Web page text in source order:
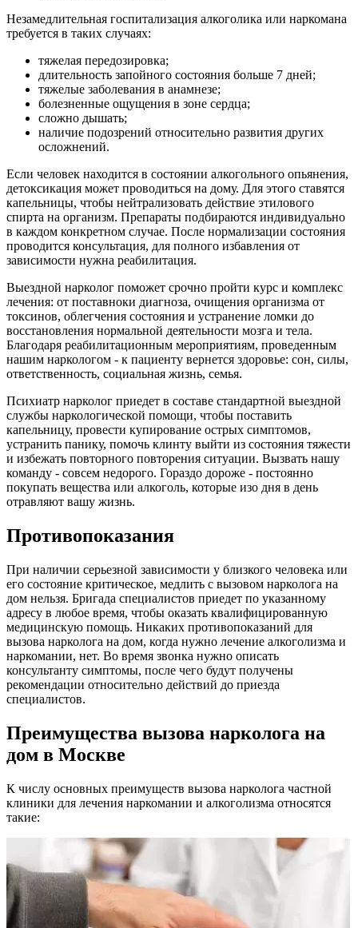
Незамедлительная госпитализация алкоголика или наркомана
требуется в таких случаях:
тяжелая передозировка;
длительность запойного состояния больше 7 дней;
тяжелые заболевания в анамнезе;
болезненные ощущения в зоне сердца;
сложно дышать;
наличие подозрений относительно развития других
осложнений.
Если человек находится в состоянии алкогольного опьянения,
детоксикация может проводиться на дому. Для этого ставятся
капельницы, чтобы нейтрализовать действие этилового
спирта на организм. Препараты подбираются индивидуально
в каждом конкретном случае. После нормализации состояния
проводится консультация, для полного избавления от
зависимости нужна реабилитация.
Выездной нарколог поможет срочно пройти курс и комплекс
лечения: от поставноки диагноза, очищения организма от
токсинов, облегчения состояния и устранение ломки до
восстановления нормальной деятельности мозга и тела.
Благодаря реабилитационным мероприятиям, проведенным
нашим наркологом - к пациенту вернется здоровье: сон, силы,
ответственность, социальная жизнь, семья.
Психиатр нарколог приедет в составе стандартной выездной
службы наркологической помощи, чтобы поставить
капельницу, провести купирование острых симптомов,
устранить панику, помочь клинту выйти из состояния тяжести
и избежать повторного повторения ситуации. Вызвать нашу
команду - совсем недорого. Гораздо дороже - постоянно
покупать вещества или алкоголь, которые изо дня в день
отравляют вашу жизнь.
Противопоказания
При наличии серьезной зависимости у близкого человека или
его состояние критическое, медлить с вызовом нарколога на
дом нельзя. Бригада специалистов приедет по указанному
адресу в любое время, чтобы оказать квалифицированную
медицинскую помощь. Никаких противопоказаний для
вызова нарколога на дом, когда нужно лечение алкоголизма и
наркомании, нет. Во время звонка нужно описать
консультанту симптомы, после чего будут получены
рекомендации относительно действий до приезда
специалистов.
Преимущества вызова нарколога на
дом в Москве
К числу основных преимуществ вызова нарколога частной
клиники для лечения наркомании и алкоголизма относятся
такие: